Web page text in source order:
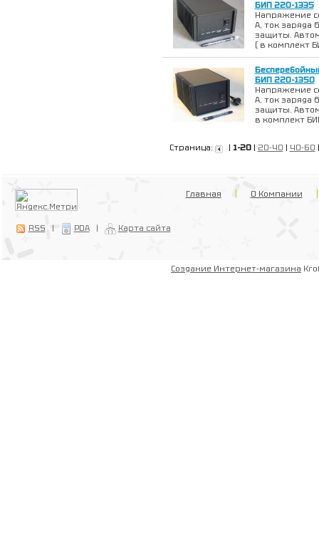
БИП 220-1335
Напряжение
А, ток заряда
защиты.
( в комплект
БИП 220-1350
Напряжение
А, ток заряда
защиты.
в комплект
Страница: | 1-20| 20-40 | 40-60
RSS | PDA | Карта сайта
Главная О Компании
Создание Интернет-магазина